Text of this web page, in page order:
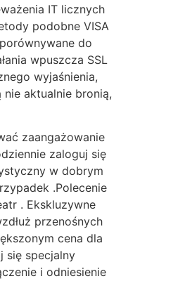
IT licznych
podobne VISA
do
wpuszcza SSL
wyjaśnienia,
aktualnie bronią,
zaangażowanie
zaloguj się
w dobrym
.Polecenie
. Ekskluzywne
przenośnych
cena dla
się specjalny
i odniesienie